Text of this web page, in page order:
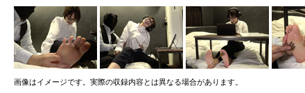
画像はイメージです。実際の収録内容とは異なる場合があります。